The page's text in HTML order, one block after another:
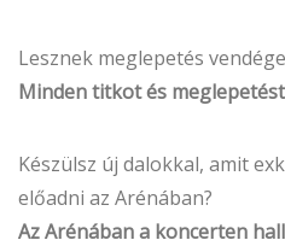
Lesznek meglepetés
Minden titkot és
Készülsz új dalokkal, amit
előadni az Arénában?
Az Arénában a koncerten